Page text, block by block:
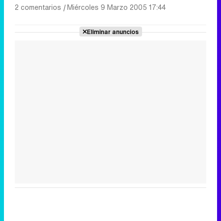
2 comentarios |Miércoles 9 Marzo 2005 17:44
Eliminar anuncios